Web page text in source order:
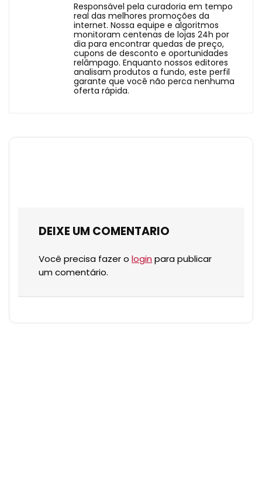
Responsável pela curadoria em tempo
real das melhores promoções da
internet. Nossa equipe e algoritmos
monitoram centenas de lojas 24h por
dia para encontrar quedas de preço,
cupons de desconto e oportunidades
relâmpago. Enquanto nossos editores
analisam produtos a fundo, este perfil
garante que você não perca nenhuma
oferta rápida.
DEIXE UM COMENTARIO
Você precisa fazer o login para publicar
um comentário.